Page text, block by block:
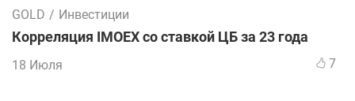
GOLD / Инвестиции
Корреляция IMOEX со ставкой ЦБ за 23 года
18 Июля 7